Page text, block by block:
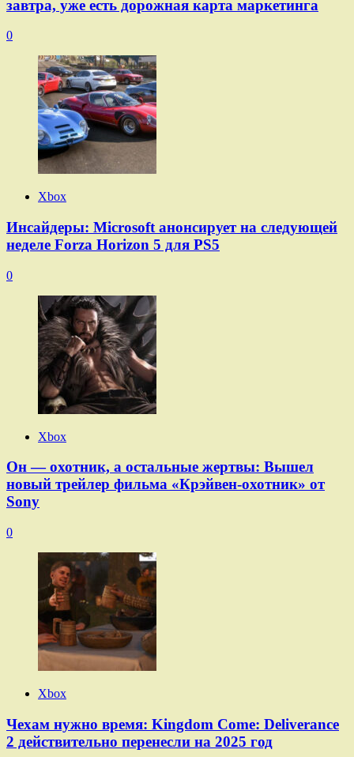
завтра, уже есть дорожная карта маркетинга
0
Xbox
Инсайдеры: Microsoft анонсирует на следующей
неделе Forza Horizon 5 для PS5
0
Xbox
Он — охотник, а остальные жертвы: Вышел
новый трейлер фильма «Крэйвен-охотник» от
Sony
0
Xbox
Чехам нужно время: Kingdom Come: Deliverance
2 действительно перенесли на 2025 год